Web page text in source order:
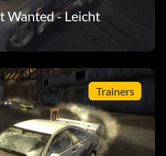
Wanted - Leicht
Trainers